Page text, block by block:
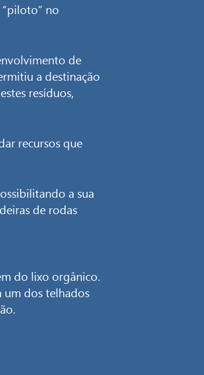
no
de
a destinação
resíduos,
recursos que
a sua
de rodas
do lixo orgânico.
um dos telhados